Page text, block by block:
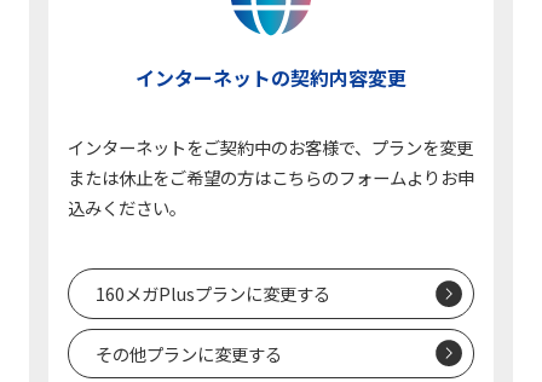
インターネットの契約内容変更
インターネットをご契約中のお客様で、プランを変更
または休止をご希望の方はこちらのフォームよりお申
込みください。
160メガPlusプランに変更する
その他プランに変更する